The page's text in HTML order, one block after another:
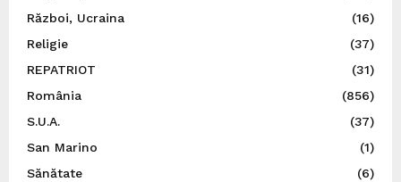
Război, Ucraina
(16)
Religie
(37)
REPATRIOT
(31)
România
(856)
S.U.A.
(37)
San Marino
(1)
Sănătate
(6)